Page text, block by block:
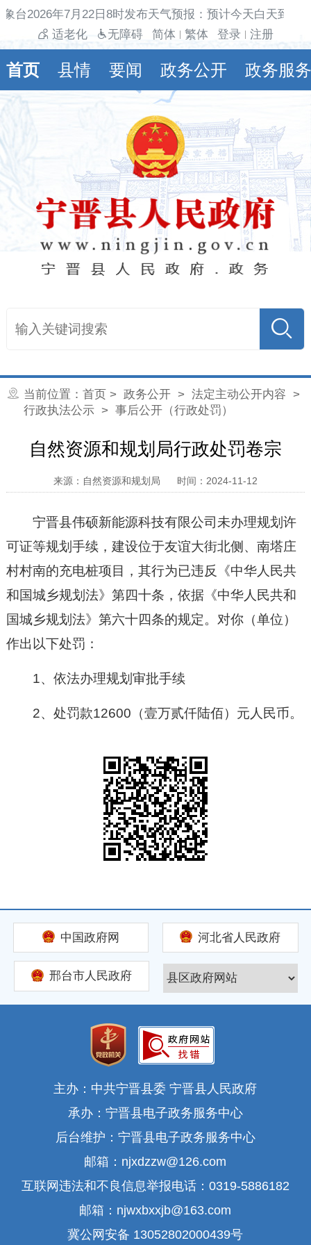
台2026年7月22日8时发布天气预报：预计今天白天到
适老化
无障碍 简体 繁体 登录 注册
首页 县情 要闻 政务公开 政务服务
当前位置： 首页 > 政务公开> 法定主动公开内容 >
行政执法公示> 事后公开（行政处罚）
自然资源和规划局行政处罚卷宗
来源：自然资源和规划局 时间：2024-11-12
宁晋县伟硕新能源科技有限公司 未办理规划许
可证等规划手续，建设位于友谊大街北侧、南塔庄
村村南的充电桩项目
，其行为已违反《中华人民共
和国城乡规划法》第四十条，依据《中华人民共和
国城乡规划法》第六十四条的规定。对你（单位）
作出以下处罚 ：
1、依法办理规划审批手续
2、处罚款12600（壹万贰仟陆佰）元人民币。
中国政府网 河北省人民政府
邢台市人民政府
主办：中共宁晋县委 宁晋县人民政府
承办：宁晋县电子政务服务中心
后台维护：宁晋县电子政务服务中心
邮箱：njxdzzw@126.com
互联网违法和不良信息举报电话：0319-5886182
邮箱：njwxbxxjb@163.com
冀公网安备 13052802000439号